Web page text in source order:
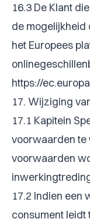
16.3 De Klant
de mogelijkheid
het Europees
https://
17. Wijziging
17.1 Kapitein
voorwaarden
voorwaarden
17.2 Indien een
consument leidt